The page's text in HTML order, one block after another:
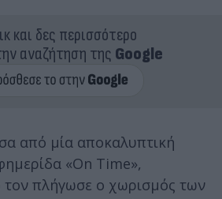
και δες περισσότερο
αναζήτηση της Google
από μία αποκαλυπτική
«On Time»,
πλήγωσε ο χωρισμός των